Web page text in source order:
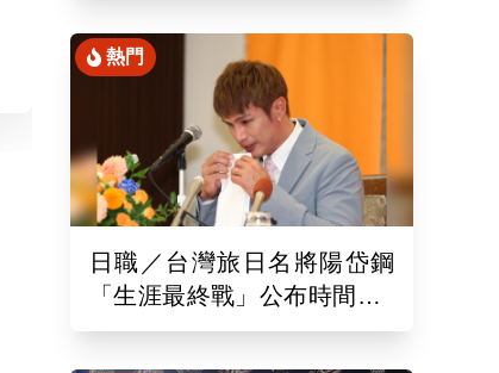
熱門
日職／台灣旅日名將陽岱鋼
「生涯最終戰」公布時間！9
月26於新潟主場舉辦引退儀